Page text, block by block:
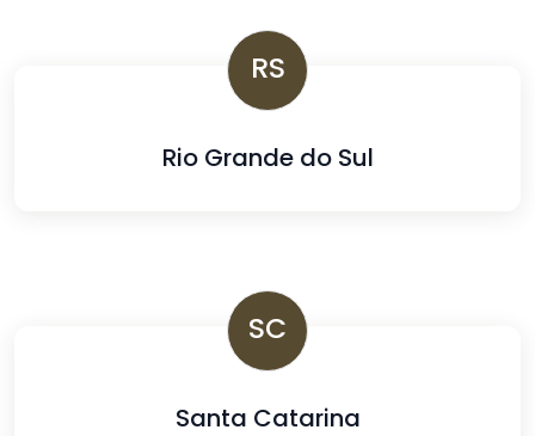
RS
Rio Grande do Sul
SC
Santa Catarina